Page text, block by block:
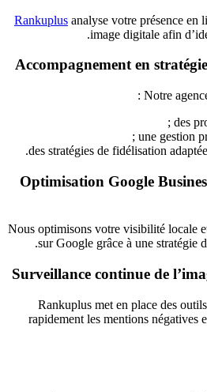
Rankuplus analyse votre présence en
image digitale afin
Accompagnement en
Notre
des
une gestion
des stratégies de fidélisation
Optimisation Google
Nous optimisons votre visibilité locale
sur Google grâce à une stratégie
Surveillance continue de
Rankuplus met en place des
rapidement les mentions négatives